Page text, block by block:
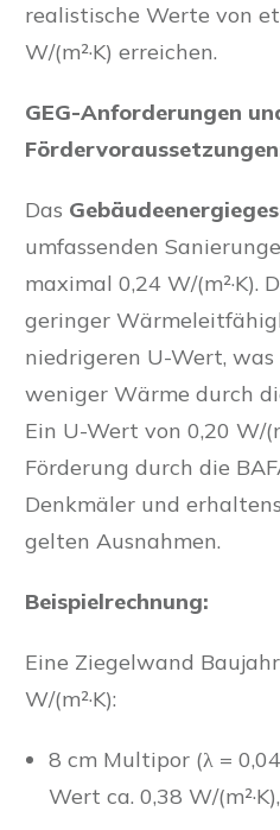
realistische Werte von
W/(m²·K) erreichen.
GEG-Anforderungen
Das
umfassenden
maximal 0,24 W/(m²·K).
geringer
niedrigeren U-Wert, was
weniger Wärme durch
Ein U-Wert von 0,20 W/
Förderung durch die
Denkmäler und
gelten Ausnahmen.
Beispielrechnung:
Eine Ziegelwand
W/(m²·K):
8 cm Multipor (λ =
Wert ca. 0,38 W/